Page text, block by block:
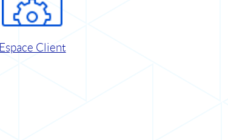
Espace Client